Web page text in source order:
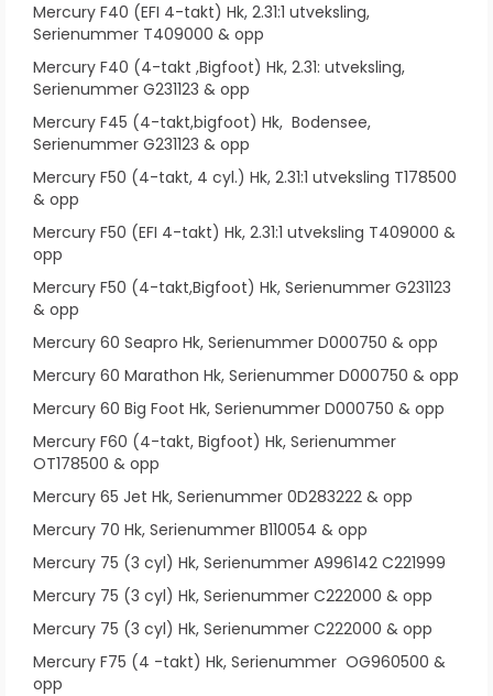
Mercury F40 (EFI 4-takt) Hk, 2.31:1 utveksling,
Serienummer T409000 & opp
Mercury F40 (4-takt ,Bigfoot) Hk, 2.31: utveksling,
Serienummer G231123 & opp
Mercury F45 (4-takt,bigfoot) Hk, Bodensee,
Serienummer G231123 & opp
Mercury F50 (4-takt, 4 cyl.) Hk, 2.31:1 utveksling T178500
& opp
Mercury F50 (EFI 4-takt) Hk, 2.31:1 utveksling T409000 &
opp
Mercury F50 (4-takt,Bigfoot) Hk, Serienummer G231123
& opp
Mercury 60 Seapro Hk, Serienummer D000750 & opp
Mercury 60 Marathon Hk, Serienummer D000750 & opp
Mercury 60 Big Foot Hk, Serienummer D000750 & opp
Mercury F60 (4-takt, Bigfoot) Hk, Serienummer
OT178500 & opp
Mercury 65 Jet Hk, Serienummer 0D283222 & opp
Mercury 70 Hk, Serienummer B110054 & opp
Mercury 75 (3 cyl) Hk, Serienummer A996142 C221999
Mercury 75 (3 cyl) Hk, Serienummer C222000 & opp
Mercury 75 (3 cyl) Hk, Serienummer C222000 & opp
Mercury F75 (4 -takt) Hk, Serienummer OG960500 &
opp